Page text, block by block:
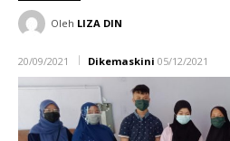
Oleh LIZA DIN
20/09/2021 Dikemaskini 05/12/2021